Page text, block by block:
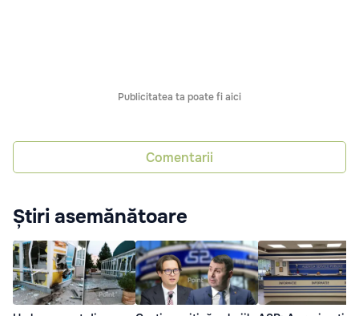
Publicitatea ta poate fi aici
Comentarii
Știri asemănătoare